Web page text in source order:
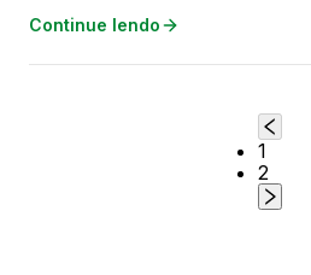
Continue lendo
1
2